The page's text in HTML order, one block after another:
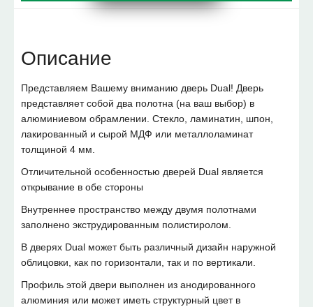
Описание
Представляем Вашему вниманию дверь Dual! Дверь
представляет собой два полотна (на ваш выбор) в
алюминиевом обрамлении. Стекло, ламинатин, шпон,
лакированный и сырой МДФ или металлоламинат
толщиной 4 мм.
Отличительной особенностью дверей Dual является
открывание в обе стороны
Внутреннее пространство между двумя полотнами
заполнено экструдированным полистиролом.
В дверях Dual может быть различный дизайн наружной
облицовки, как по горизонтали, так и по вертикали.
Профиль этой двери выполнен из анодированного
алюминия или может иметь структурный цвет в